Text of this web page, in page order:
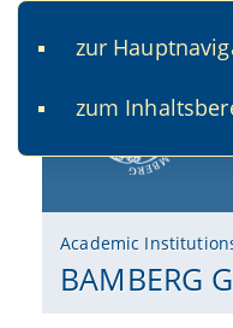
zur
zum
Academic
BAMBERG